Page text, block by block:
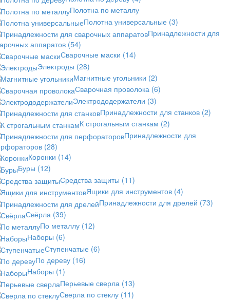
Полотна по металлу
Полотна универсальные (3)
Принадлежности для
аппаратов (54)
Сварочные маски (14)
Электроды (28)
Магнитные угольники (2)
Сварочная проволока (6)
Электрододержатели (3)
Принадлежности для станков (2)
К строгальным станкам (2)
Принадлежности для
(28)
Коронки (14)
Буры (12)
Средства защиты (11)
Ящики для инструментов (4)
Принадлежности для дрелей (73)
Свёрла (39)
По металлу (12)
Наборы (6)
Ступенчатые (6)
По дереву (16)
Наборы (1)
Перьевые сверла (13)
Сверла по стеклу (11)